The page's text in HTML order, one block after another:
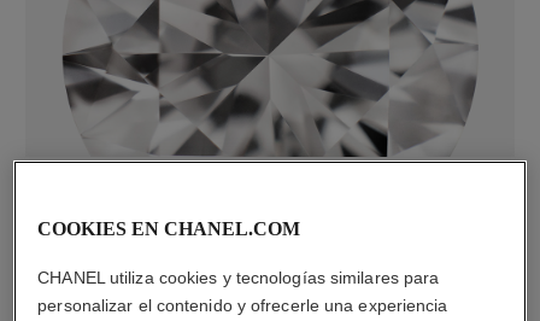
COOKIES EN CHANEL.COM
CHANEL utiliza cookies y tecnologías similares para
personalizar el contenido y ofrecerle una experiencia